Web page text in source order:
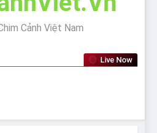
Cảnh Việt Nam
Live Now